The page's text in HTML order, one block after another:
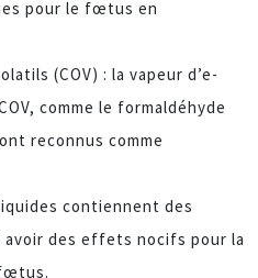
pour le fœtus en
(COV) : la vapeur d’e-
comme le formaldéhyde
reconnus comme
contiennent des
des effets nocifs pour la